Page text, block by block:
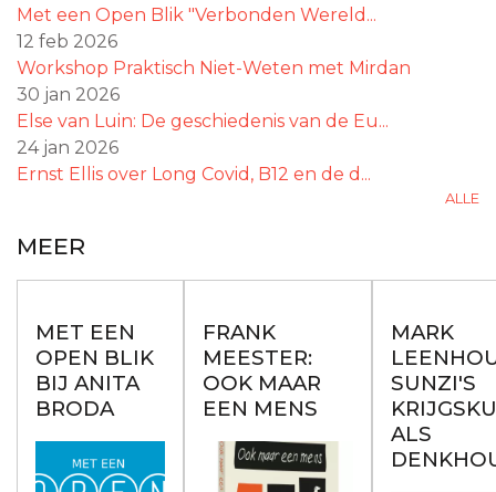
Met een Open Blik "Verbonden Wereld...
12 feb 2026
Workshop Praktisch Niet-Weten met Mirdan
30 jan 2026
Else van Luin: De geschiedenis van de Eu...
24 jan 2026
Ernst Ellis over Long Covid, B12 en de d...
ALLE
MEER
MET EEN
OPEN BLIK
BIJ ANITA
BRODA
FRANK
MEESTER:
OOK MAAR
EEN MENS
MARK
SUNZI'S
ALS